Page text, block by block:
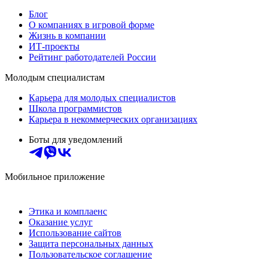
Блог
О компаниях в игровой форме
Жизнь в компании
ИТ-проекты
Рейтинг работодателей России
Молодым специалистам
Карьера для молодых специалистов
Школа программистов
Карьера в некоммерческих организациях
Боты для уведомлений
Мобильное приложение
Этика и комплаенс
Оказание услуг
Использование сайтов
Защита персональных данных
Пользовательское соглашение